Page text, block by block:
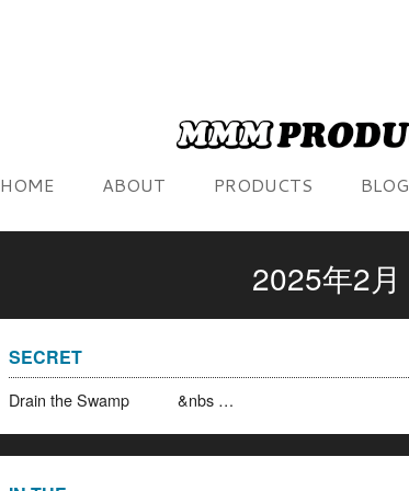
HOME ABOUT PRODUCTS BLOG
2025年2月
SECRET
Drain the Swamp &nbs …